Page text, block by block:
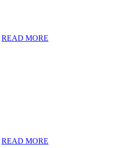
READ MORE
READ MORE